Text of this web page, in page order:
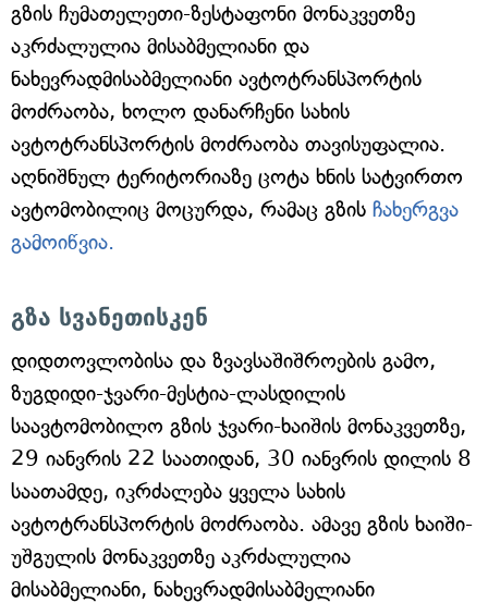
გზის ჩუმათელეთი-ზესტაფონი მონაკვეთზე
აკრძალულია მისაბმელიანი და
ნახევრადმისაბმელიანი ავტოტრანსპორტის
მოძრაობა, ხოლო დანარჩენი სახის
ავტოტრანსპორტის მოძრაობა თავისუფალია.
აღნიშნულ ტერიტორიაზე ცოტა ხნის სატვირთო
ავტომობილიც მოცურდა, რამაც გზის ჩახერგვა
გამოიწვია.
გზა სვანეთისკენ
დიდთოვლობისა და ზვავსაშიშროების გამო,
ზუგდიდი-ჯვარი-მესტია-ლასდილის
საავტომობილო გზის ჯვარი-ხაიშის მონაკვეთზე,
29 იანვრის 22 საათიდან, 30 იანვრის დილის 8
საათამდე, იკრძალება ყველა სახის
ავტოტრანსპორტის მოძრაობა. ამავე გზის ხაიში-
უშგულის მონაკვეთზე აკრძალულია
მისაბმელიანი, ნახევრადმისაბმელიანი